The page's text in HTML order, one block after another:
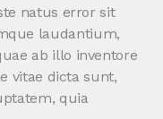
natus error sit
laudantium,
ab illo inventore
vitae dicta sunt,
quia